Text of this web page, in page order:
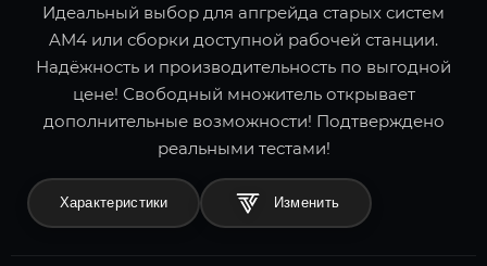
Идеальный выбор для апгрейда старых систем
AM4 или сборки доступной рабочей станции.
Надёжность и производительность по выгодной
цене! Свободный множитель открывает
дополнительные возможности! Подтверждено
реальными тестами!
Характеристики